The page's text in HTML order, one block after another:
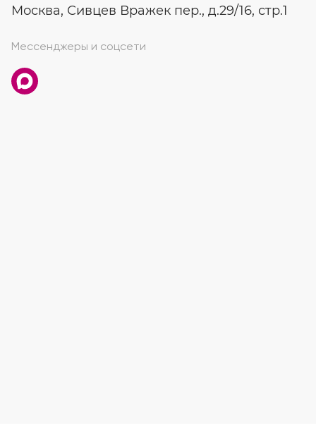
Москва, Сивцев Вражек пер., д.29/16, стр.1
Мессенджеры и соцсети